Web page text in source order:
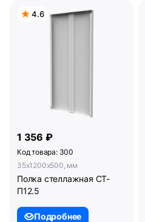
4.6
1 356 ₽
Код товара: 300
35x1200x500, мм
Полка стеллажная СТ-
П12.5
Подробнее